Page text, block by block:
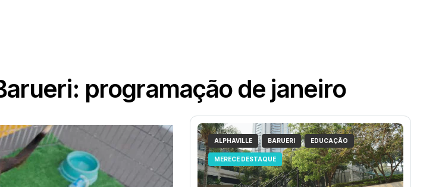
programação de janeiro
ALPHAVILLE BARUERI EDUCAÇÃO
MERECE DESTAQUE